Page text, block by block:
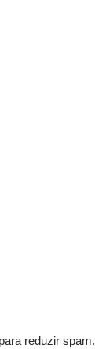
reduzir spam.